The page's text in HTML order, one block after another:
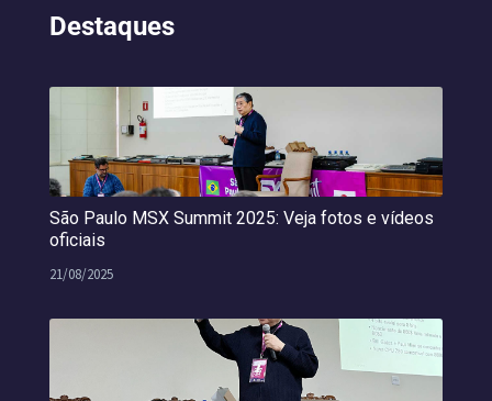
Destaques
São Paulo MSX Summit 2025: Veja fotos e vídeos
oficiais
21/08/2025